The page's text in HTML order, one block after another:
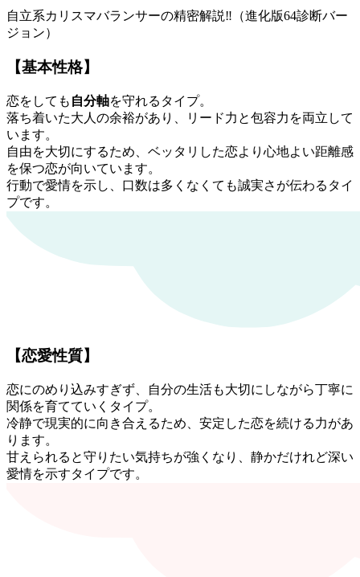
自立系カリスマバランサーの精密解説‼︎ （進化版64診断バー
ジョン）
【基本性格】
恋をしても 自分軸を守れるタイプ。
落ち着いた大人の余裕があり、リード力と包容力を両立して
います。
自由を大切にするため、ベッタリした恋より心地よい距離感
を保つ恋が向いています。
行動で愛情を示し、口数は多くなくても誠実さが伝わるタイ
プです。
【恋愛性質】
恋にのめり込みすぎず、自分の生活も大切にしながら丁寧に
関係を育てていくタイプ。
冷静で現実的に向き合えるため、安定した恋を続ける力があ
ります。
甘えられると守りたい気持ちが強くなり、静かだけれど深い
愛情を示すタイプです。